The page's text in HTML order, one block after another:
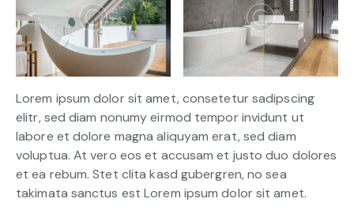
Lorem ipsum dolor sit amet, consetetur sadipscing
elitr, sed diam nonumy eirmod tempor invidunt ut
labore et dolore magna aliquyam erat, sed diam
voluptua. At vero eos et accusam et justo duo dolores
et ea rebum. Stet clita kasd gubergren, no sea
takimata sanctus est Lorem ipsum dolor sit amet.